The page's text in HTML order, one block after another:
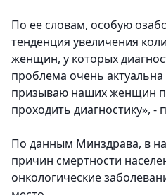
По ее словам, особую
тенденция увеличения
женщин, у которых
проблема очень актуальна
призываю наших женщин
проходить диагностику», -
По данным Минздрава, в
причин смертности
онкологические